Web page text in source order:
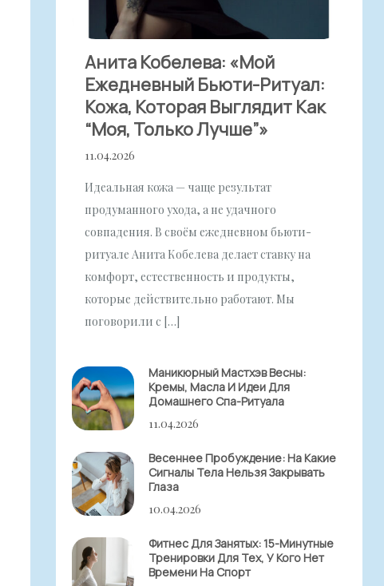
Анита Кобелева: «Мой
Ежедневный Бьюти-Ритуал:
Кожа, Которая Выглядит Как
“моя, Только Лучше”»
11.04.2026
Идеальная кожа — чаще результат
продуманного ухода, а не удачного
совпадения. В своём ежедневном бьюти-
ритуале Анита Кобелева делает ставку на
комфорт, естественность и продукты,
которые действительно работают. Мы
поговорили с […]
Маникюрный Мастхэв Весны:
Кремы, Масла И Идеи Для
Домашнего Спа-Ритуала
11.04.2026
Весеннее Пробуждение: На Какие
Сигналы Тела Нельзя Закрывать
Глаза
10.04.2026
Фитнес Для Занятых: 15-Минутные
Тренировки Для Тех, У Кого Нет
Времени На Спорт